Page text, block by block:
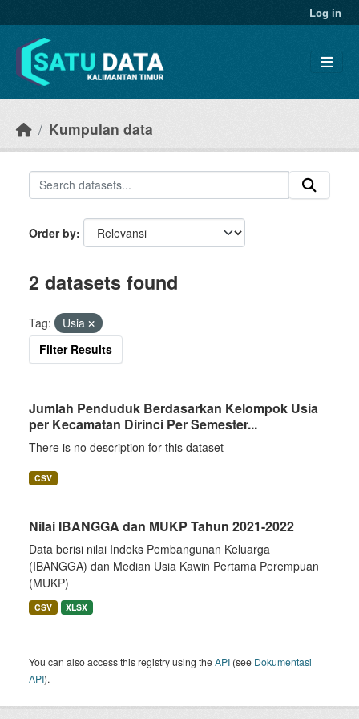
Log in
Kumpulan data
Order by
2 datasets found
Tag:
Usia
Filter Results
Jumlah Penduduk Berdasarkan Kelompok Usia
per Kecamatan Dirinci Per Semester...
There is no description for this dataset
CSV
Nilai IBANGGA dan MUKP Tahun 2021-2022
Data berisi nilai Indeks Pembangunan Keluarga
(IBANGGA) dan Median Usia Kawin Pertama Perempuan
(MUKP)
CSV XLSX
You can also access this registry using theAPI (see Dokumentasi
API).